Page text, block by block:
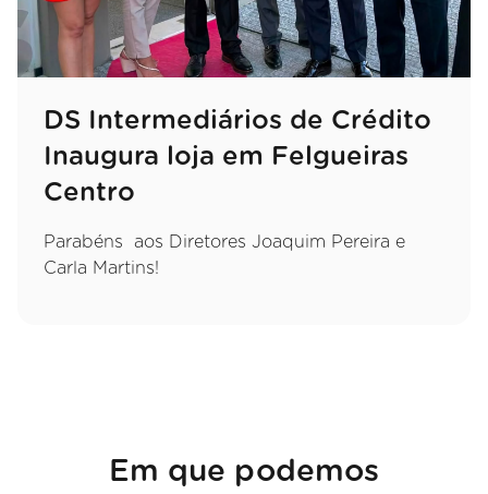
DS Intermediários de Crédito
Inaugura loja em Felgueiras
Centro
Parabéns aos Diretores Joaquim Pereira e
Carla Martins!
Em que podemos